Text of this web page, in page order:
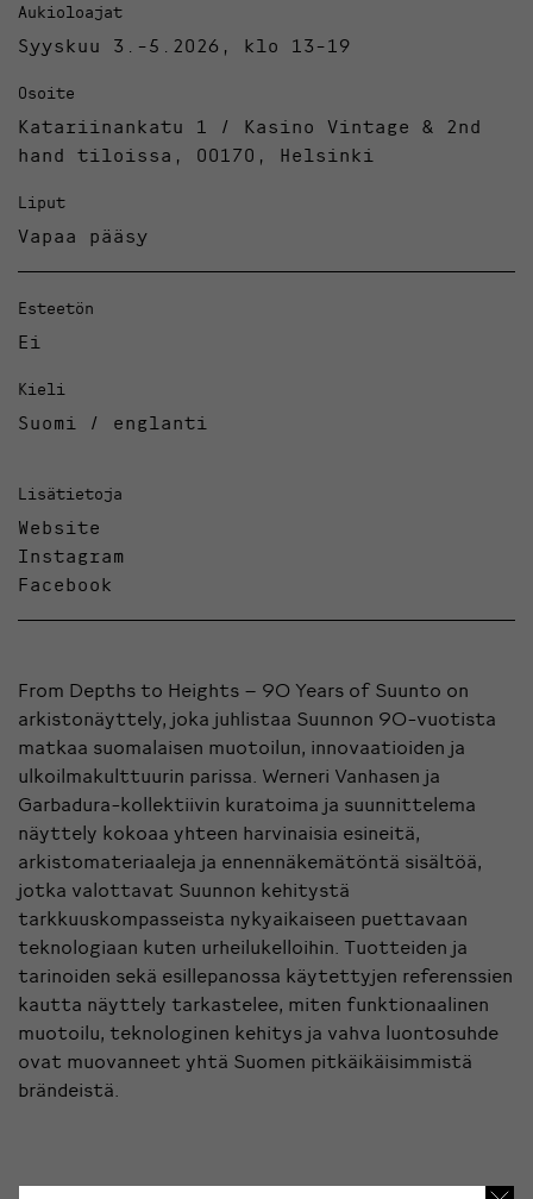
Aukioloajat
Syyskuu 3.-5.2026, klo 13-19
Osoite
Katariinankatu 1 / Kasino Vintage & 2nd
hand tiloissa, 00170, Helsinki
Liput
Vapaa pääsy
Esteetön
Ei
Kieli
Suomi / englanti
Lisätietoja
Website
Instagram
Facebook
From Depths to Heights – 90 Years of Suunto on
arkistonäyttely, joka juhlistaa Suunnon 90-vuotista
matkaa suomalaisen muotoilun, innovaatioiden ja
ulkoilmakulttuurin parissa. Werneri Vanhasen ja
Garbadura-kollektiivin kuratoima ja suunnittelema
näyttely kokoaa yhteen harvinaisia esineitä,
arkistomateriaaleja ja ennennäkemätöntä sisältöä,
jotka valottavat Suunnon kehitystä
tarkkuuskompasseista nykyaikaiseen puettavaan
teknologiaan kuten urheilukelloihin. Tuotteiden ja
tarinoiden sekä esillepanossa käytettyjen referenssien
kautta näyttely tarkastelee, miten funktionaalinen
muotoilu, teknologinen kehitys ja vahva luontosuhde
ovat muovanneet yhtä Suomen pitkäikäisimmistä
brändeistä.